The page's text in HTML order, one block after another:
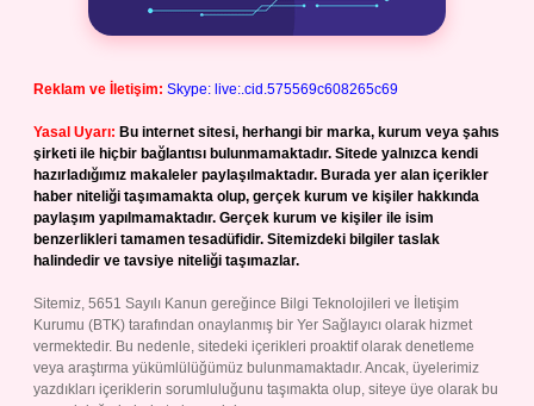
Reklam ve İletişim: Skype: live:.cid.575569c608265c69
Yasal Uyarı: Bu internet sitesi, herhangi bir marka, kurum veya şahıs
şirketi ile hiçbir bağlantısı bulunmamaktadır. Sitede yalnızca kendi
hazırladığımız makaleler paylaşılmaktadır. Burada yer alan içerikler
haber niteliği taşımamakta olup, gerçek kurum ve kişiler hakkında
paylaşım yapılmamaktadır. Gerçek kurum ve kişiler ile isim
benzerlikleri tamamen tesadüfidir. Sitemizdeki bilgiler taslak
halindedir ve tavsiye niteliği taşımazlar.
Sitemiz, 5651 Sayılı Kanun gereğince Bilgi Teknolojileri ve İletişim
Kurumu (BTK) tarafından onaylanmış bir Yer Sağlayıcı olarak hizmet
vermektedir. Bu nedenle, sitedeki içerikleri proaktif olarak denetleme
veya araştırma yükümlülüğümüz bulunmamaktadır. Ancak, üyelerimiz
yazdıkları içeriklerin sorumluluğunu taşımakta olup, siteye üye olarak bu